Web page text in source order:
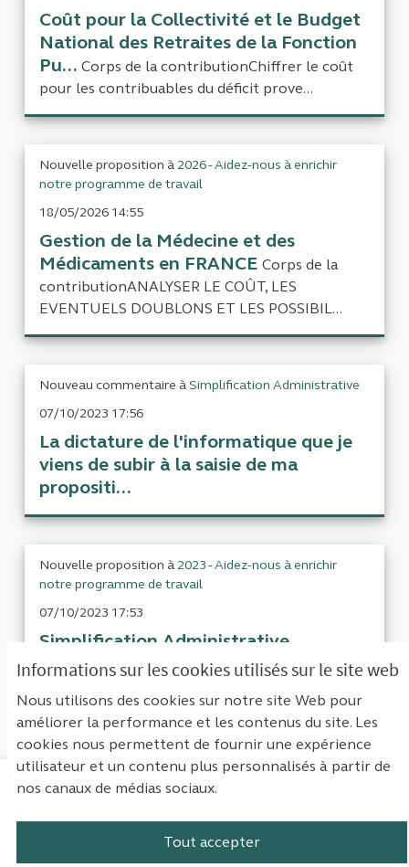
Informations sur les cookies utilisés sur le site web
Nous utilisons des cookies sur notre site Web pour
améliorer la performance et les contenus du site. Les
cookies nous permettent de fournir une expérience
utilisateur et un contenu plus personnalisés à partir de
nos canaux de médias sociaux.
Tout accepter
Coût pour la Collectivité et le Budget
National des Retraites de la Fonction
Pu... Corps de la contributionChiffrer le coût
pour les contribuables du déficit prove...
Nouvelle proposition à2026 - Aidez-nous à enrichir
notre programme de travail
18/05/2026 14:55
Gestion de la Médecine et des
Médicaments en FRANCE Corps de la
contributionANALYSER LE COÛT, LES
EVENTUELS DOUBLONS ET LES POSSIBIL...
Nouveau commentaire à Simplification Administrative
07/10/2023 17:56
La dictature de l'informatique que je
viens de subir à la saisie de ma
propositi...
Nouvelle proposition à2023 - Aidez-nous à enrichir
notre programme de travail
07/10/2023 17:53
Simplification Administrative
L'administration française évoque souvent son
Mentions légales
Paramètres des cookies